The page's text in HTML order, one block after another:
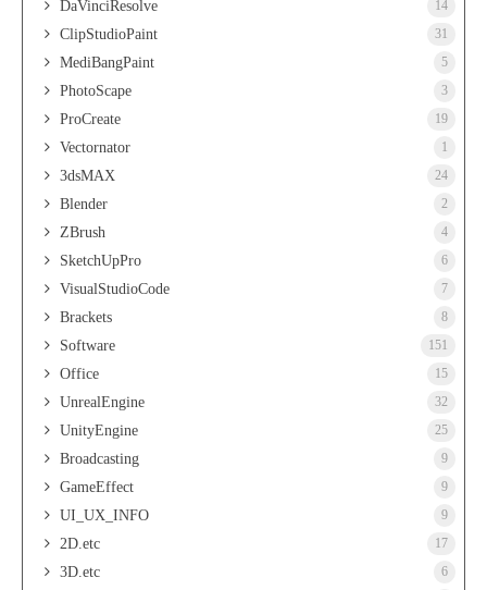
DaVinciResolve 14
ClipStudioPaint 31
MediBangPaint 5
PhotoScape 3
ProCreate 19
Vectornator 1
3dsMAX 24
Blender 2
ZBrush 4
SketchUpPro 6
VisualStudioCode 7
Brackets 8
Software 151
Office 15
UnrealEngine 32
UnityEngine 25
Broadcasting 9
GameEffect 9
UI_UX_INFO 9
2D.etc 17
3D.etc 6